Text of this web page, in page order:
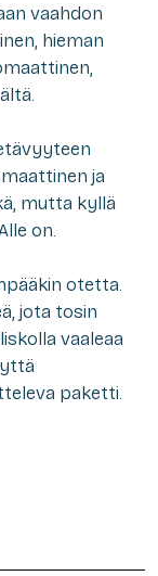
vaahdon
hieman
ja
mutta kyllä
on.
otetta.
jota tosin
vaaleaa
paketti.